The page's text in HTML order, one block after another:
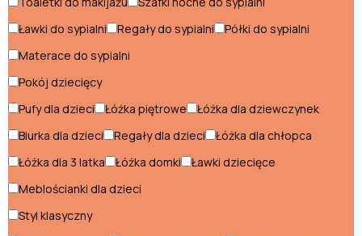
Styl klasyczny
Komody klasyczne
Konsole klasyczne
Krzesła klasyczne
Ławki do sypialni
Regały do sypialni
Półki do sypialni
Materace do sypialni
Pokój dziecięcy
Pufy dla dzieci
Łóżka piętrowe
Łóżka dla dziewczynek
Biurka dla dzieci
Regały dla dzieci
Łóżka dla chłopca
Łóżka dla 3 latka
Łóżka domki
Ławki dziecięce
Meblościanki dla dzieci
Styl klasyczny